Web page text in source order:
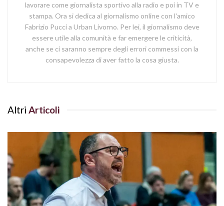
lavorare come giornalista sportivo alla radio e poi in TV e
stampa. Ora si dedica al giornalismo online con l'amico
Fabrizio Pucci a Urban Livorno. Per lei, il giornalismo deve
essere utile alla comunità e far emergere le criticità,
anche se ci saranno sempre degli errori commessi con la
consapevolezza di aver fatto la cosa giusta.
Altri Articoli